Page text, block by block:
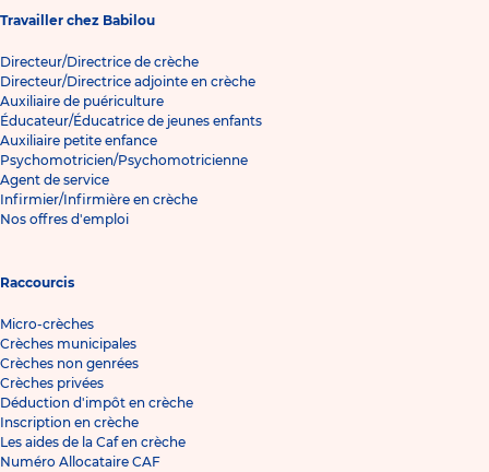
Travailler chez Babilou
Directeur/Directrice de crèche
Directeur/Directrice adjointe en crèche
Auxiliaire de puériculture
Éducateur/Éducatrice de jeunes enfants
Auxiliaire petite enfance
Psychomotricien/Psychomotricienne
Agent de service
Infirmier/Infirmière en crèche
Nos offres d'emploi
Raccourcis
Micro-crèches
Crèches municipales
Crèches non genrées
Crèches privées
Déduction d'impôt en crèche
Inscription en crèche
Les aides de la Caf en crèche
Numéro Allocataire CAF